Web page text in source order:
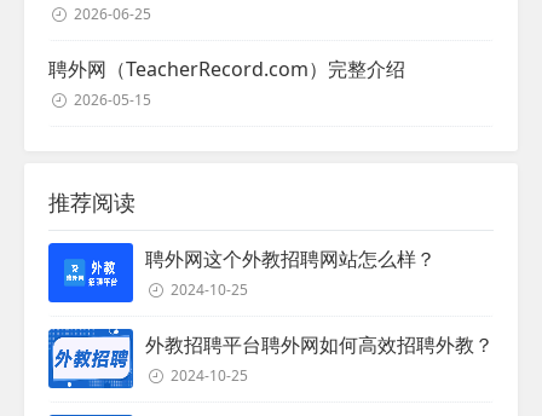
2026-06-25
聘外网（TeacherRecord.com）完整介绍
2026-05-15
推荐阅读
聘外网这个外教招聘网站怎么样？
2024-10-25
外教招聘平台聘外网如何高效招聘外教？
2024-10-25